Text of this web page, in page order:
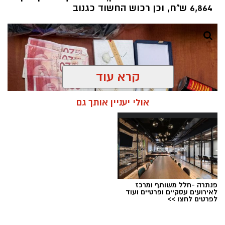
6,864 ש"ח, וכן רכוש החשוד כגנוב
צילום: דוברות המשטרה
מערכת ירושלים נט / 08:20 09.08.26
קרא עוד
אולי יעניין אותך גם
פנתרה -חלל משותף ומרכז
לאירועים עסקיים ופרטיים ועוד
לפרטים לחצו >>